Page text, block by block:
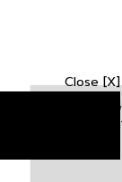
เราใช้คุก
อ่านเพิ่มเติ
Close [X]